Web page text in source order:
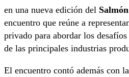
en una nueva edición del
encuentro que reúne a
privado para abordar los
de las principales industrias
El encuentro contó además con